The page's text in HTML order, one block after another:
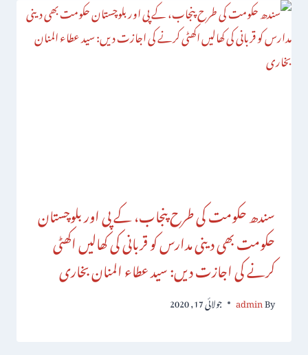
سندھ حکومت کی طرح پنجاب، کے پی اور بلوچستان
حکومت بھی دینی مدارس کو قربانی کی کھالیں اکھٹی
کرنے کی اجازت دیں: سید عطاء المنان بخاری
By
admin جولائی 17, 2020